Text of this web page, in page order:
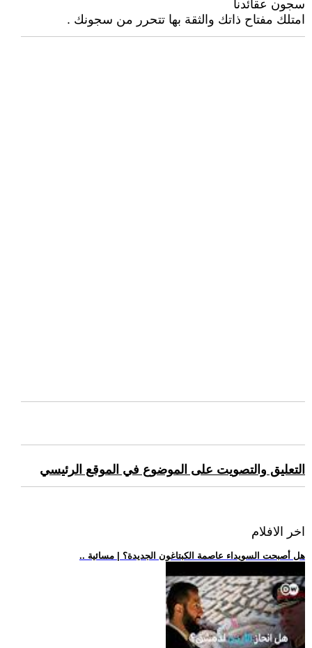
سجون عقائدنا
امتلك مفتاح ذاتك والثقة بها تتحرر من سجونك .
التعليق والتصويت على الموضوع في الموقع الرئيسي
اخر الافلام
.. هل أصبحت السويداء عاصمة الكبتاغون الجديدة؟ | مسائية